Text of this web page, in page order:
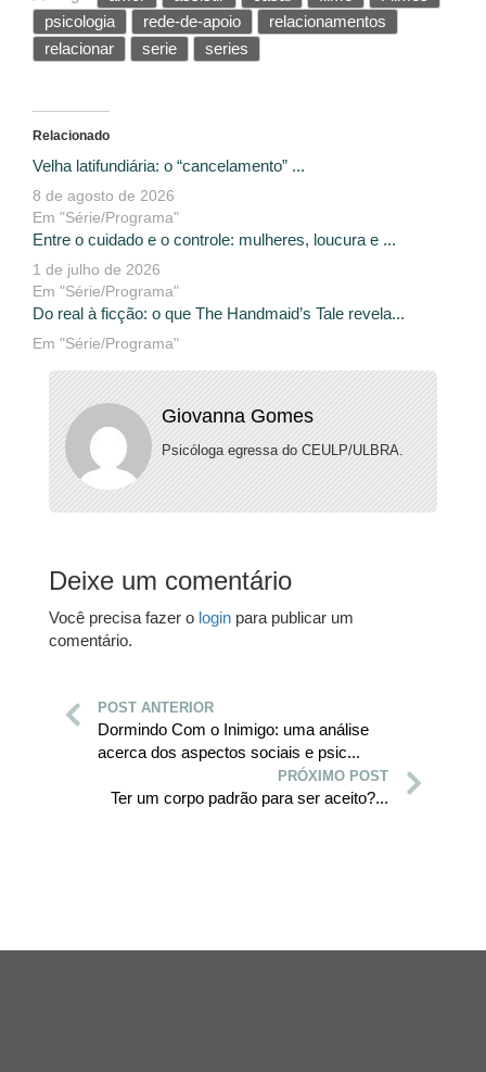
psicologia
rede-de-apoio
relacionamentos
relacionar
serie series
Relacionado
Velha latifundiária: o “cancelamento” ...
8 de agosto de 2026
Em "Série/Programa"
Entre o cuidado e o controle: mulheres, loucura e ...
1 de julho de 2026
Em "Série/Programa"
Do real à ficção: o que The Handmaid’s Tale revela...
Em "Série/Programa"
Giovanna Gomes
Psicóloga egressa do CEULP/ULBRA.
Deixe um comentário
Você precisa fazer o login para publicar um
comentário.
POST ANTERIOR
Dormindo Com o Inimigo: uma análise
acerca dos aspectos sociais e psic...
PRÓXIMO POST
Ter um corpo padrão para ser aceito?...